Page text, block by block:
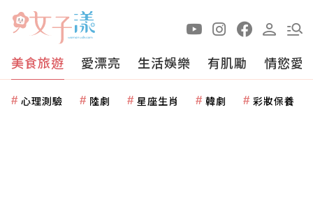
美食旅遊 愛漂亮 生活娛樂 有肌勵 情慾愛
心理測驗 陸劇 星座生肖 韓劇 彩妝保養